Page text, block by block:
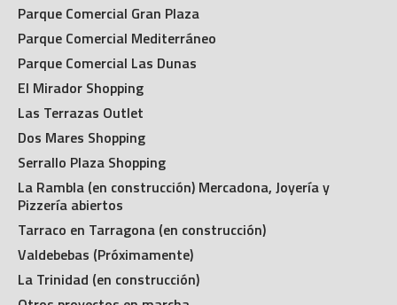
Parque Comercial Gran Plaza
Parque Comercial Mediterráneo
Parque Comercial Las Dunas
El Mirador Shopping
Las Terrazas Outlet
Dos Mares Shopping
Serrallo Plaza Shopping
La Rambla (en construcción) Mercadona, Joyería y
Pizzería abiertos
Tarraco en Tarragona (en construcción)
Valdebebas (Próximamente)
La Trinidad (en construcción)